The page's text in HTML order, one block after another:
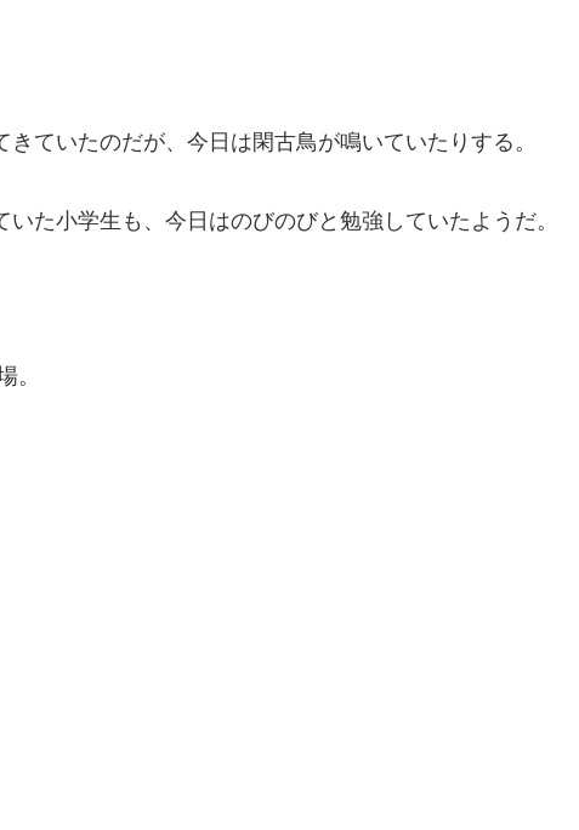
ていたのだが、今日は閑古鳥が鳴いていたりする。
た小学生も、今日はのびのびと勉強していたようだ。
。